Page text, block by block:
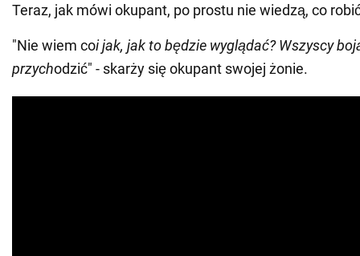
Teraz, jak mówi okupant, po prostu nie wiedzą, co
"Nie wiem coi jak, jak to będzie wyglądać? Wszyscy
przychodzić" - skarży się okupant swojej żonie.